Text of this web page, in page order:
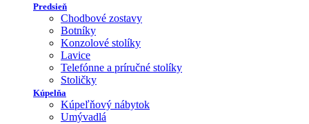
Predsieň
Chodbové zostavy
Botníky
Konzolové stolíky
Lavice
Telefónne a príručné stolíky
Stoličky
Kúpelňa
Kúpeľňový nábytok
Umývadlá